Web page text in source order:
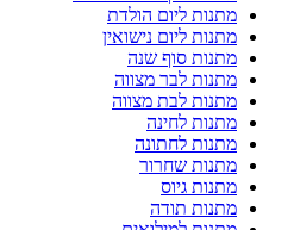
מתנות ליום הולדת
מתנות ליום נישואין
מתנות סוף שנה
מתנות לבר מצווה
מתנות לבת מצווה
מתנות לחינה
מתנות לחתונה
מתנות שחרור
מתנות גיוס
מתנות תודה